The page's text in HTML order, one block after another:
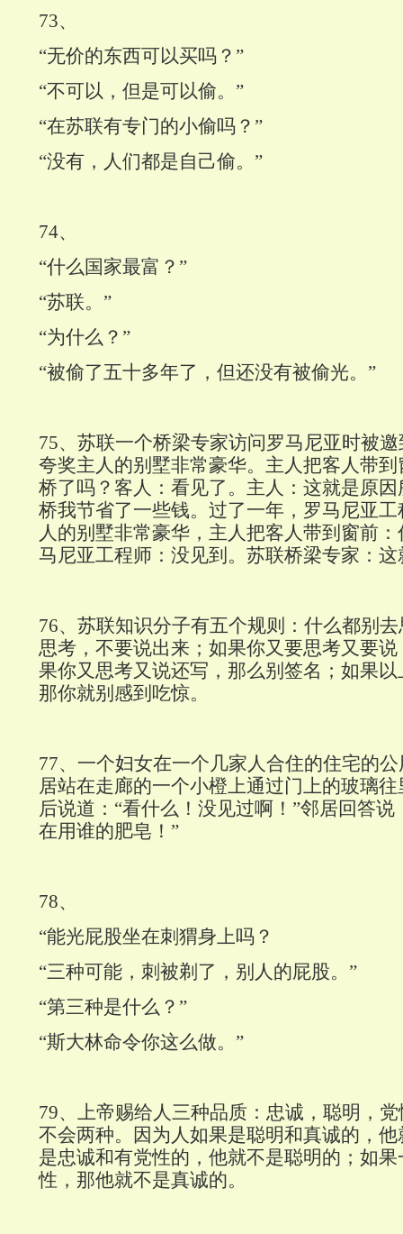
73、
“无价的东西可以买吗？”
“不可以，但是可以偷。”
“在苏联有专门的小偷吗？”
“没有，人们都是自己偷。”
74、
“什么国家最富？”
“苏联。”
“为什么？”
“被偷了五十多年了，但还没有被偷光。”
75、苏联一个桥梁专家访问罗马尼亚时被
夸奖主人的别墅非常豪华。主人把客人带
桥了吗？客人：看见了。主人：这就是原
桥我节省了一些钱。过了一年，罗马尼亚
人的别墅非常豪华，主人把客人带到窗前
马尼亚工程师：没见到。苏联桥梁专家：
76、苏联知识分子有五个规则：什么都别
思考，不要说出来；如果你又要思考又要
果你又思考又说还写，那么别签名；如果
那你就别感到吃惊。
77、一个妇女在一个几家人合住的住宅的
居站在走廊的一个小橙上通过门上的玻璃
后说道：“看什么！没见过啊！”邻居回答说
在用谁的肥皂！”
78、
“能光屁股坐在刺猬身上吗？
“三种可能，刺被剃了，别人的屁股。”
“第三种是什么？”
“斯大林命令你这么做。”
79、上帝赐给人三种品质：忠诚，聪明，
不会两种。因为人如果是聪明和真诚的，
是忠诚和有党性的，他就不是聪明的；如
性，那他就不是真诚的。